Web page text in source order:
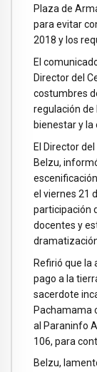
Plaza de
para evitar
2018 y los
El
Director del
costumbres
regulación de
bienestar y la
El Director
Belzu,
el viernes 21
participación
docentes y
Refirió que la
pago a la
sacerdote
Pachamama
al Paraninfo
106, para
Belzu,